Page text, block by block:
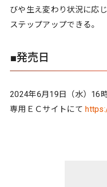
びや生え変わり状況に応
ステップアップできる。
■発売日
2024年6月19日（水）16
専用ＥＣサイトにて